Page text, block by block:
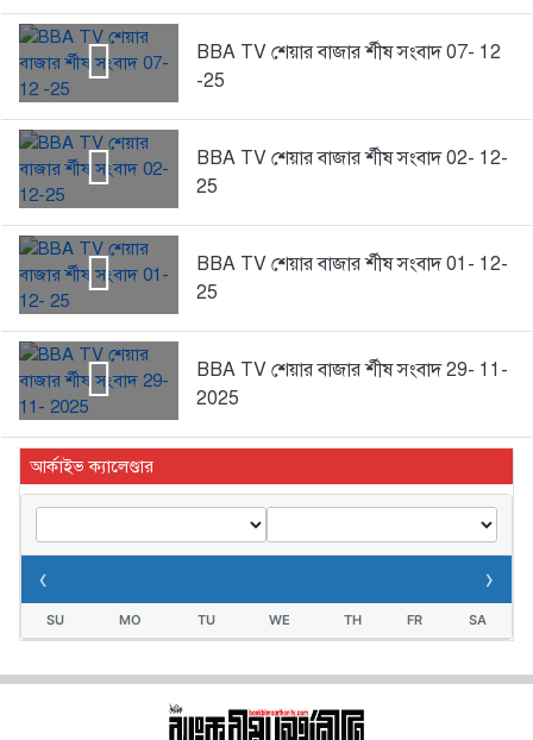
BBA TV শেয়ার বাজার র্শীষ সংবাদ 07- 12
-25
BBA TV শেয়ার বাজার র্শীষ সংবাদ 02- 12-
25
BBA TV শেয়ার বাজার র্শীষ সংবাদ 01- 12-
25
BBA TV শেয়ার বাজার র্শীষ সংবাদ 29- 11-
2025
আর্কাইভ ক্যালেণ্ডার
‹ ›
SU MO TU WE TH FR SA